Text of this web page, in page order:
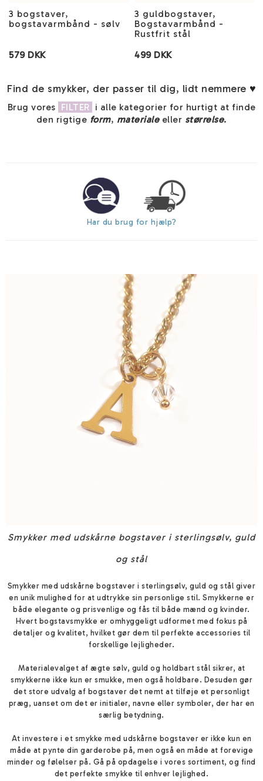
3 bogstaver,
bogstavarmbånd - sølv
579 DKK
3 guldbogstaver,
Bogstavarmbånd -
Rustfrit stål
499 DKK
Find de smykker, der passer til dig, lidt nemmere ♥
Brug vores FILTER i alle kategorier for hurtigt at finde
den rigtige form, materialeeller størrelse.
Har du brug for hjælp?
Smykker med udskårne bogstaver i sterlingsølv, guld
og stål
Smykker med udskårne bogstaver i sterlingsølv, guld og stål giver
en unik mulighed for at udtrykke sin personlige stil. Smykkerne er
både elegante og prisvenlige og fås til både mænd og kvinder.
Hvert bogstavsmykke er omhyggeligt udformet med fokus på
detaljer og kvalitet, hvilket gør dem til perfekte accessories til
forskellige lejligheder.
Materialevalget af ægte sølv, guld og holdbart stål sikrer, at
smykkerne ikke kun er smukke, men også holdbare. Desuden gør
det store udvalg af bogstaver det nemt at tilføje et personligt
præg, uanset om det er initialer, navne eller symboler, der har en
særlig betydning.
At investere i et smykke med udskårne bogstaver er ikke kun en
måde at pynte din garderobe på, men også en måde at forevige
minder og følelser på. Gå på opdagelse i vores sortiment, og find
det perfekte smykke til enhver lejlighed.